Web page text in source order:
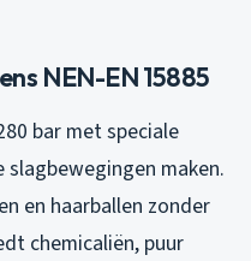
NEN-EN 15885
bar met speciale
maken.
en haarballen zonder
chemicaliën, puur